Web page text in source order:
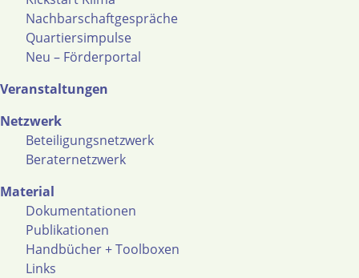
Nachbarschaftgespräche
Quartiersimpulse
Neu – Förderportal
Veranstaltungen
Netzwerk
Beteiligungsnetzwerk
Beraternetzwerk
Material
Dokumentationen
Publikationen
Handbücher + Toolboxen
Links